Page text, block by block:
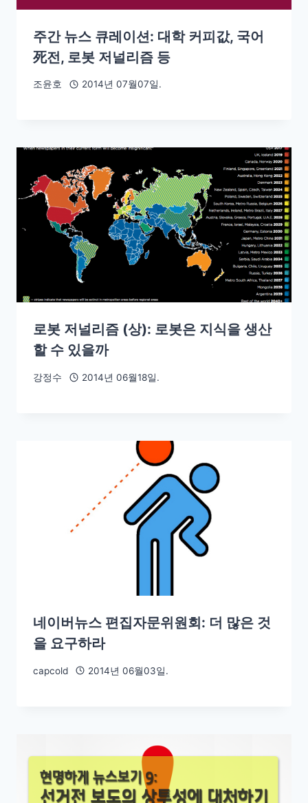
주간 뉴스 큐레이션: 대학 커피값, 국어
死전, 로봇 저널리즘 등
조윤호 2014년 07월07일.
로봇 저널리즘 (상): 로봇은 지식을 생산
할 수 있을까
강정수 2014년 06월18일.
네이버뉴스 편집자문위원회: 더 많은 것
을 요구하라
capcold 2014년 06월03일.